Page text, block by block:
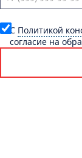
C Политикой
согласие на